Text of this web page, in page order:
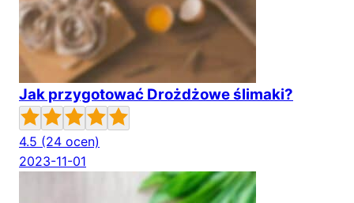
Jak przygotować Drożdżowe ślimaki?
4.5 (24 ocen)
2023-11-01